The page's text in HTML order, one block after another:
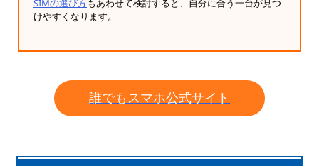
SIMの選び方もあわせて検討すると、自分に合う一台が見つ
けやすくなります。
誰でもスマホ公式サイト